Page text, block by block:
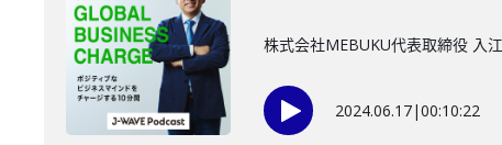
株式会社MEBUKU代表取締役 入
2024.06.17|00:10:22